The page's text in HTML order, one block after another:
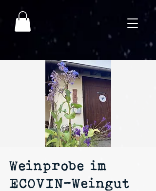
Weinprobe im
ECOVIN-Weingut